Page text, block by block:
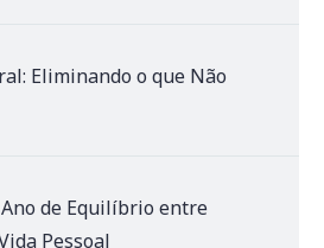
Eliminando o que Não
de Equilíbrio entre
Pessoal